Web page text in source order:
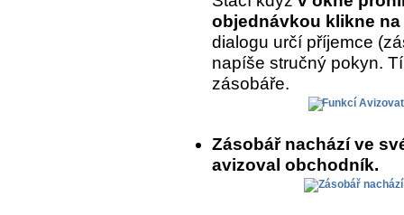
objednávkou klikne
dialogu určí příjemce
napíše stručný pokyn.
zásobáře.
Zásobář nachází ve
avizoval obchodník.